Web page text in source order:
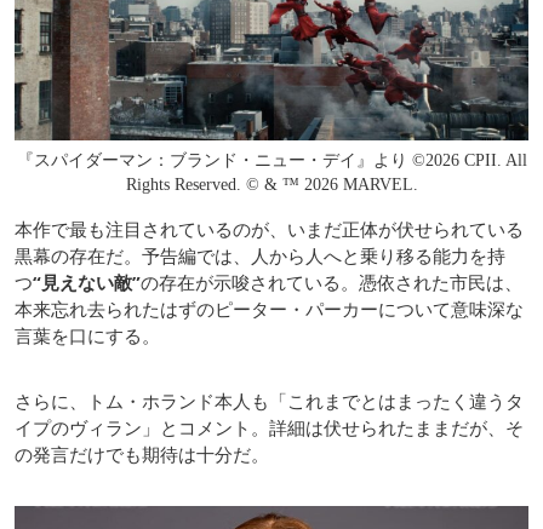
『スパイダーマン：ブランド・ニュー・デイ』より ©2026 CPII. All
Rights Reserved. © & ™ 2026 MARVEL.
本作で最も注目されているのが、いまだ正体が伏せられている
黒幕の存在だ。予告編では、人から人へと乗り移る能力を持
つ“見えない敵”の存在が示唆されている。憑依された市民は、
本来忘れ去られたはずのピーター・パーカーについて意味深な
言葉を口にする。
さらに、トム・ホランド本人も「これまでとはまったく違うタ
イプのヴィラン」とコメント。詳細は伏せられたままだが、そ
の発言だけでも期待は十分だ。